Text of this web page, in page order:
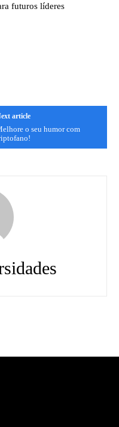
futuros líderes
article
o seu humor com